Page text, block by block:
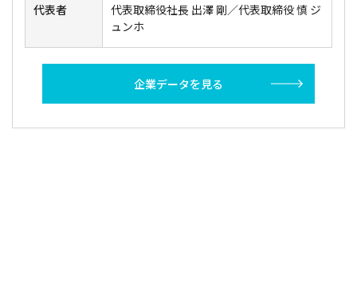
代表者
代表取締役社長 出澤 剛／代表取締役 慎 ジ
ュンホ
企業データを見る